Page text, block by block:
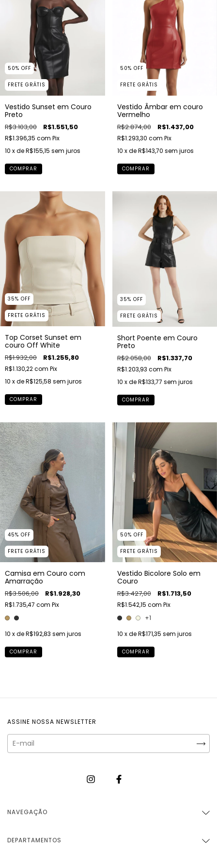
50% OFF
FRETE GRÁTIS
Vestido Sunset em Couro
Preto
R$3.103,00 R$1.551,50
R$1.396,35 com Pix
10 x deR$155,15 sem juros
COMPRAR
50% OFF
FRETE GRÁTIS
Vestido Âmbar em couro
Vermelho
R$2.874,00 R$1.437,00
R$1.293,30 com Pix
10 x deR$143,70 sem juros
COMPRAR
35% OFF
FRETE GRÁTIS
Top Corset Sunset em
couro Off White
R$1.932,00 R$1.255,80
R$1.130,22com Pix
10 x deR$125,58 sem juros
COMPRAR
35% OFF
FRETE GRÁTIS
Short Poente em Couro
Preto
R$2.058,00 R$1.337,70
R$1.203,93 com Pix
10 x deR$133,77 sem juros
COMPRAR
45% OFF
FRETE GRÁTIS
Camisa em Couro com
Amarração
R$3.506,00 R$1.928,30
R$1.735,47 com Pix
10 x deR$192,83 sem juros
COMPRAR
50% OFF
FRETE GRÁTIS
Vestido Bicolore Solo em
Couro
R$3.427,00 R$1.713,50
R$1.542,15 com Pix
+1
10 x deR$171,35 sem juros
COMPRAR
ASSINE NOSSA NEWSLETTER
NAVEGAÇÃO
DEPARTAMENTOS